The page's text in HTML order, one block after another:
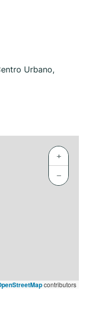
Urbano,
+
−
contributors